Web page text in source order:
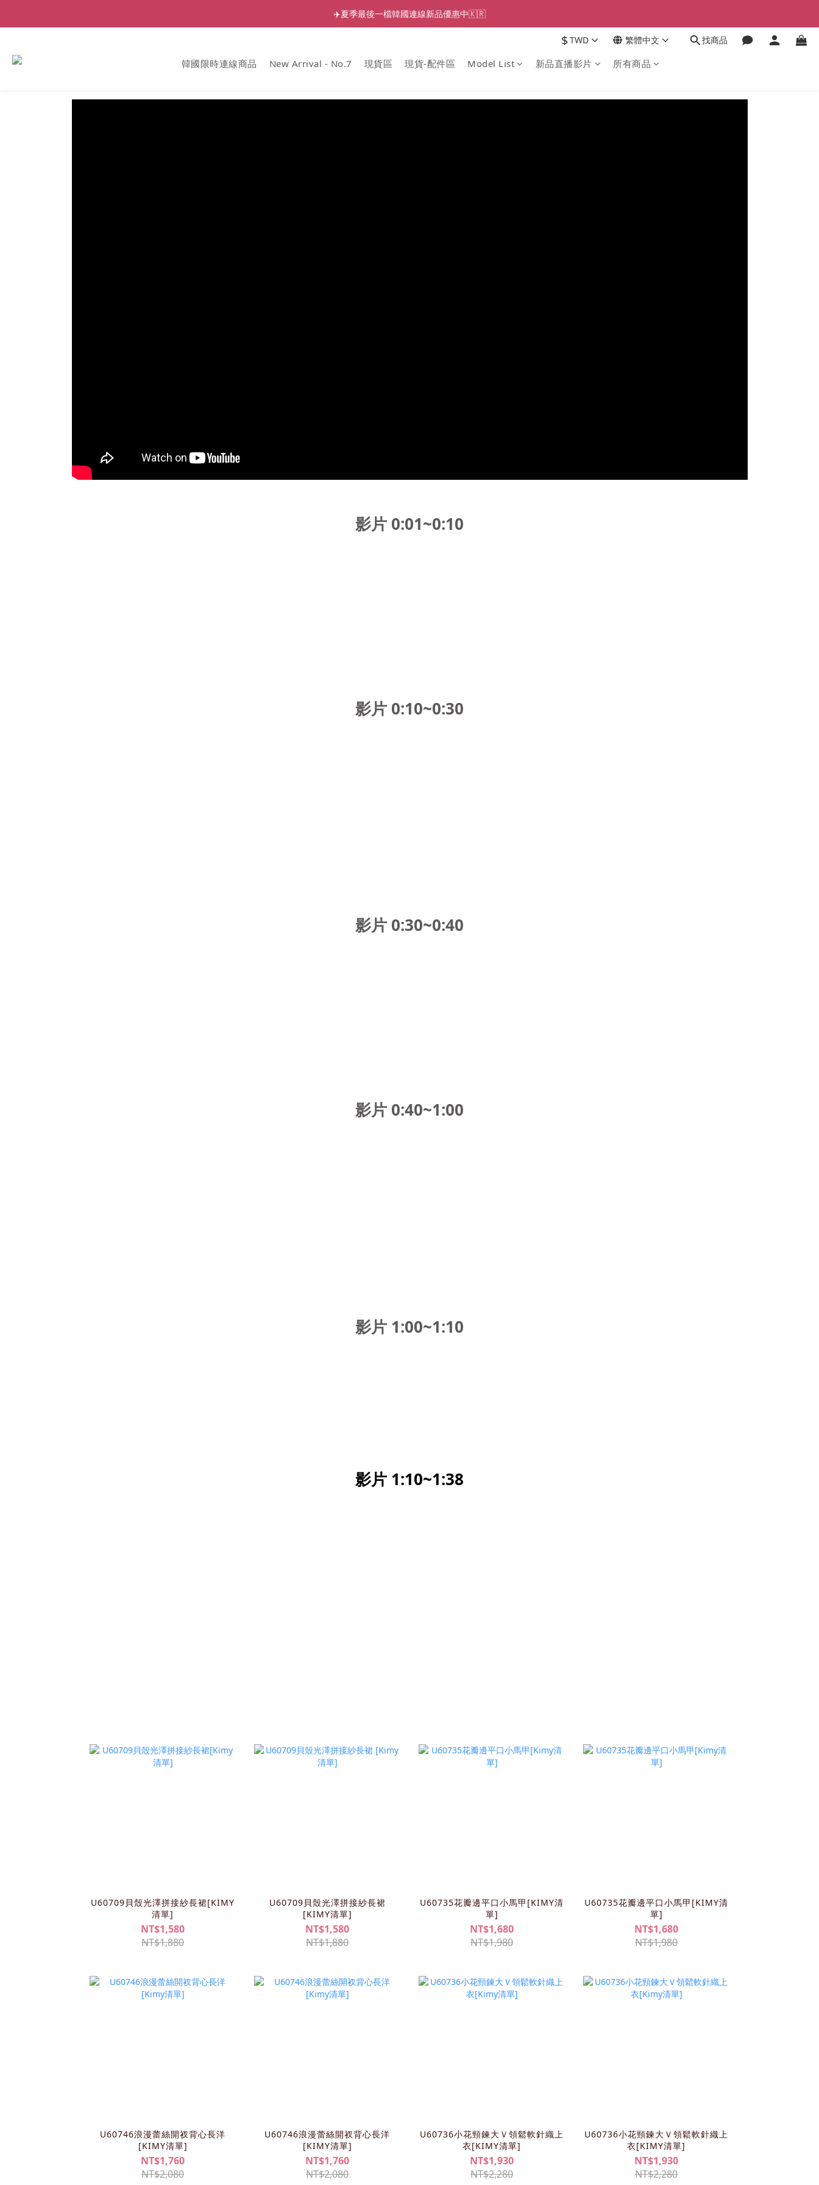
✈️夏季最後一檔韓國連線新品優惠中🇰🇷
$TWD 繁體中文 找商品
韓國限時連線商品 New Arrival - No.7 現貨區 現貨-配件區 Model List 新品直播影片 所有商品
影片 0:01~0:10
影片 0:10~0:30
影片 0:30~0:40
影片 0:40~1:00
影片 1:00~1:10
影片 1:10~1:38
U60709貝殼光澤拼接紗長裙[KIMY
清單]
NT$1,580
NT$1,880
U60709貝殼光澤拼接紗長裙
[KIMY清單]
NT$1,580
NT$1,880
U60735花瓣邊平口小馬甲[KIMY清
單]
NT$1,680
NT$1,980
U60735花瓣邊平口小馬甲[KIMY清
單]
NT$1,680
NT$1,980
U60746浪漫蕾絲開衩背心長洋
[KIMY清單]
NT$1,760
NT$2,080
U60746浪漫蕾絲開衩背心長洋
[KIMY清單]
NT$1,760
NT$2,080
U60736小花頸鍊大Ｖ領鬆軟針織上
衣[KIMY清單]
NT$1,930
NT$2,280
U60736小花頸鍊大Ｖ領鬆軟針織上
衣[KIMY清單]
NT$1,930
NT$2,280